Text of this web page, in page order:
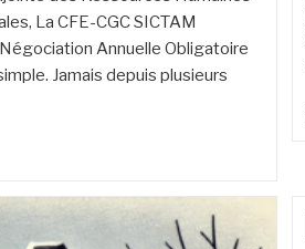
La CFE-CGC SICTAM
Annuelle Obligatoire
Jamais depuis plusieurs